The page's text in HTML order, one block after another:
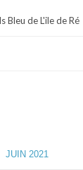
Bleu de L'ile de Ré
JUIN 2021